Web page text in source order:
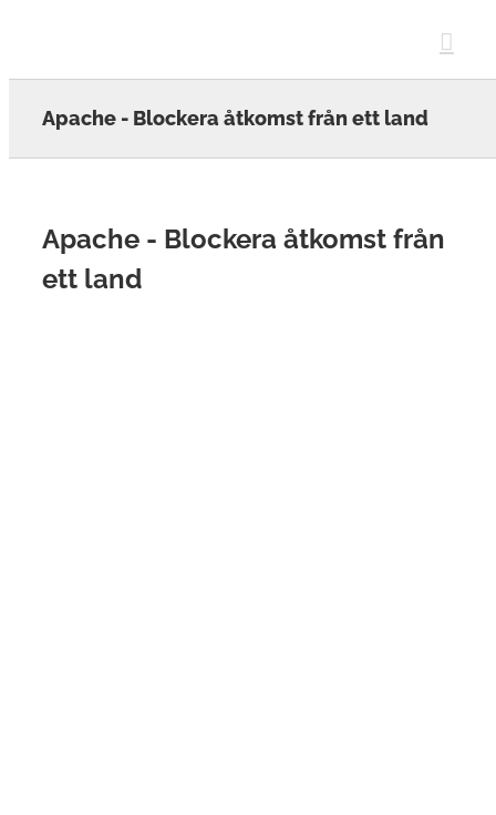
Apache - Blockera åtkomst från ett land
Apache - Blockera åtkomst från
ett land